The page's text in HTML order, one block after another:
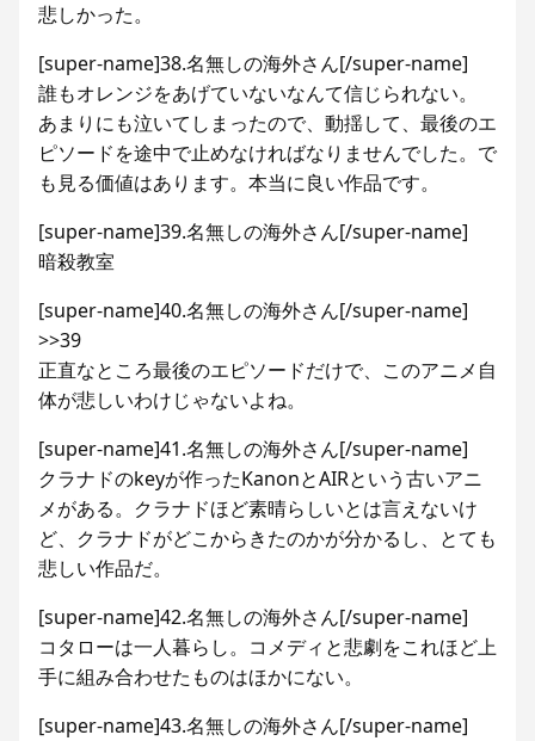
悲しかった。
[super-name]38.名無しの海外さん[/super-name]
誰もオレンジをあげていないなんて信じられない。
あまりにも泣いてしまったので、動揺して、最後のエ
ピソードを途中で止めなければなりませんでした。で
も見る価値はあります。本当に良い作品です。
[super-name]39.名無しの海外さん[/super-name]
暗殺教室
[super-name]40.名無しの海外さん[/super-name]
>>39
正直なところ最後のエピソードだけで、このアニメ自
体が悲しいわけじゃないよね。
[super-name]41.名無しの海外さん[/super-name]
クラナドのkeyが作ったKanonとAIRという古いアニ
メがある。クラナドほど素晴らしいとは言えないけ
ど、クラナドがどこからきたのかが分かるし、とても
悲しい作品だ。
[super-name]42.名無しの海外さん[/super-name]
コタローは一人暮らし。コメディと悲劇をこれほど上
手に組み合わせたものはほかにない。
[super-name]43.名無しの海外さん[/super-name]